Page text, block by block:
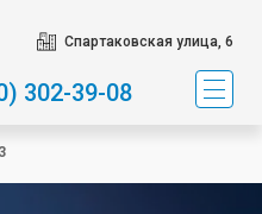
Спартаковская улица, 6
302-39-08